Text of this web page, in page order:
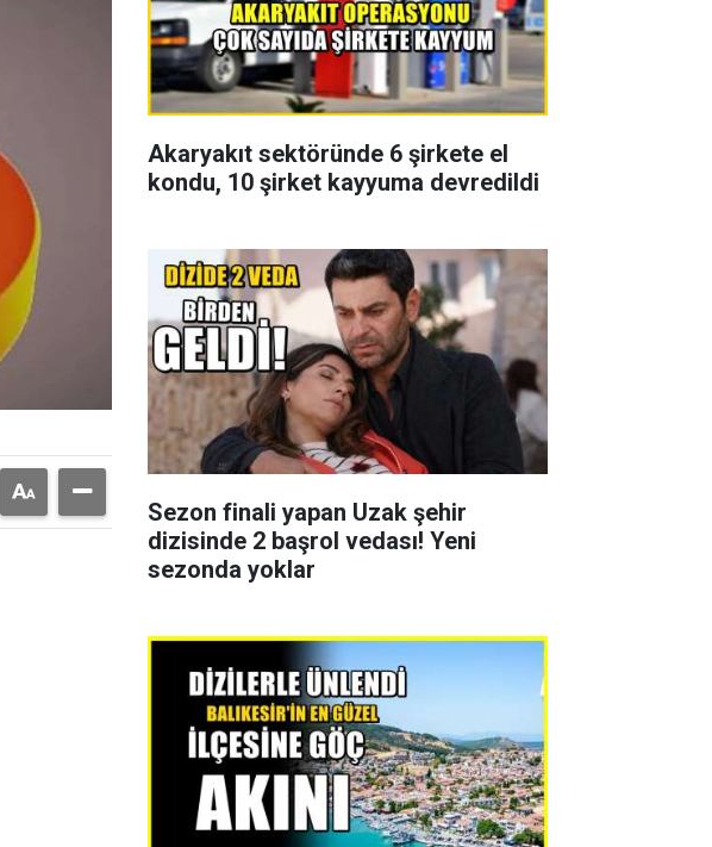
Akaryakıt sektöründe 6 şirkete el
kondu, 10 şirket kayyuma devredildi
Sezon finali yapan Uzak şehir
dizisinde 2 başrol vedası! Yeni
sezonda yoklar